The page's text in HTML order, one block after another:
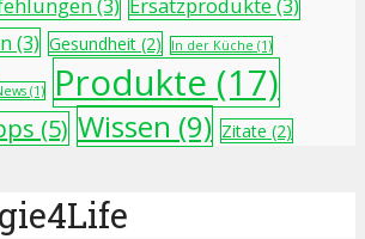
(3) Ersatzprodukte (3)
(3) Gesundheit (2) In der Küche (1)
(1) Produkte (17)
(5) Wissen (9) Zitate (2)